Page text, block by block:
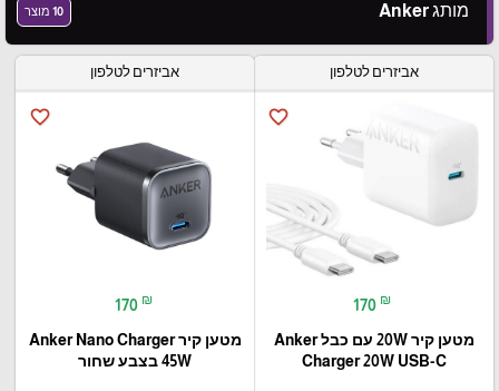
מותג Anker 10 מוצר
אביזרים לטלפון
favorite_border
170 ₪
מטען קיר 20W עם כבל Anker
Charger 20W USB-C
אביזרים לטלפון
favorite_border
170 ₪
מטען קיר Anker Nano Charger
45W בצבע שחור